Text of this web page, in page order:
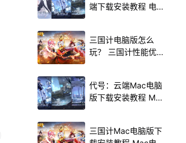
端下载安装教程 电脑
三国计电脑版怎么
玩？ 三国计性能优化
程
代号：云端Mac电脑
版下载安装教程 Mac
三国计Mac电脑版下